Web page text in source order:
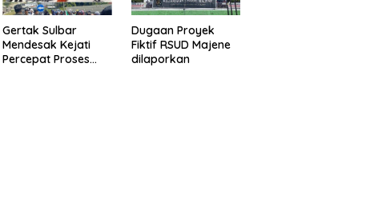
Gertak Sulbar
Mendesak Kejati
Percepat Proses
Dugaan Proyek
Fiktif RSUD Majene
dilaporkan